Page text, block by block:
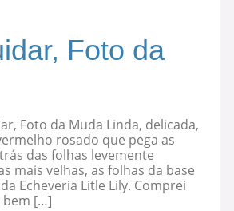
Foto da
Foto da Muda Linda, delicada,
rosado que pega as
das folhas levemente
mais velhas, as folhas da base
Echeveria Litle Lily. Comprei
bem […]